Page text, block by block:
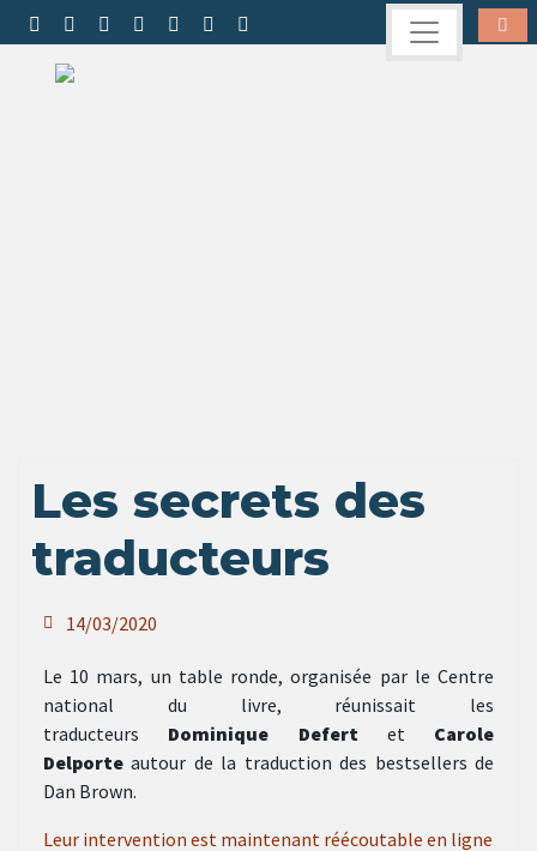
Les secrets des
traducteurs
14/03/2020
Le 10 mars, un table ronde, organisée par le Centre
national du livre, réunissait les
traducteurs Dominique Defertet Carole
Delporte autour de la traduction des bestsellers de
Dan Brown.
Leur intervention est maintenant réécoutable en ligne